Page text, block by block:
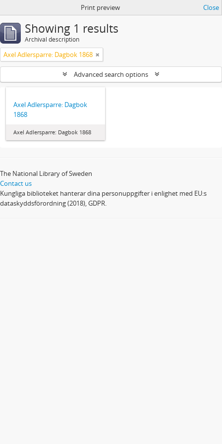
Print preview Close
Showing 1 results
Archival description
Axel Adlersparre: Dagbok 1868
Advanced search options
Axel Adlersparre: Dagbok
1868
Axel Adlersparre: Dagbok 1868
The National Library of Sweden
Contact us
Kungliga biblioteket hanterar dina personuppgifter i enlighet med EU:s
dataskyddsförordning (2018), GDPR.